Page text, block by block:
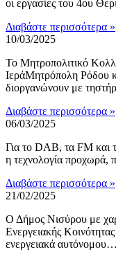
οι εργασίες του 4ου
Διαβάστε περισσότερα »
10/03/2025
Το Μητροπολιτικό
ΙεράΜητρόπολη Ρόδου
διοργανώνουν με
Διαβάστε περισσότερα »
06/03/2025
Για το DAB, τα FM και
η τεχνολογία προχωρά,
Διαβάστε περισσότερα »
21/02/2025
Ο Δήμος Νισύρου με
Ενεργειακής
ενεργειακά αυτόνομου…